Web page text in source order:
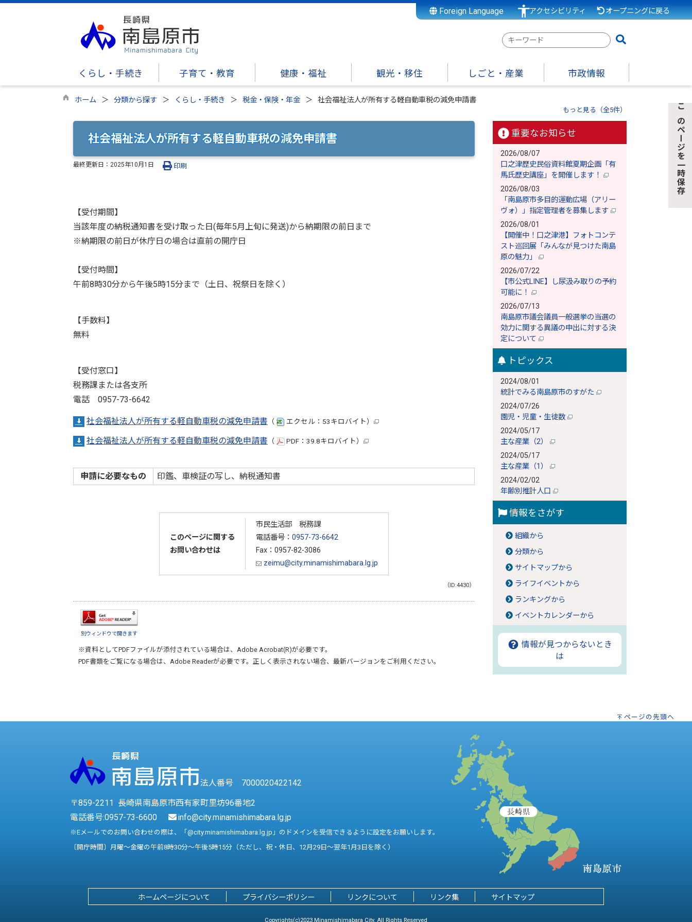
Foreign Language アクセシビリティ オープニングに戻る
検
ー
ワ
くらし・手続き 子育て・教育 健康・福祉 観光・移住 しごと・産業 市政情報
ホーム 分類から探す くらし・手続き 税金・保険・年金 社会福祉法人が所有する軽自動車税の減免申請書
もっと見る（全5件）
社会福祉法人が所有する軽自動車税の減免申請書
最終更新日： 2025年10月1日 印刷
【受付期間】
当該年度の納税通知書を受け取った日(毎年5月上旬に発送)から納期限の前日まで
※納期限の前日が休庁日の場合は直前の開庁日
【受付時間】
午前8時30分から午後5時15分まで（土日、祝祭日を除く）
【手数料】
無料
【受付窓口】
税務課または各支所
電話 0957-73-6642
社会福祉法人が所有する軽自動車税の減免申請書 （ エクセル：53キロバイト）
社会福祉法人が所有する軽自動車税の減免申請書 （ PDF：39.8キロバイト）
申請に必要なもの 印鑑、車検証の写し、納税通知書
このページに関する
お問い合わせは
市民生活部 税務課
電話番号： 0957-73-6642
Fax：0957-82-3086
zeimu@city.minamishimabara.lg.jp
（ID:4430）
別ウィンドウで開きます
※資料としてPDFファイルが添付されている場合は、 Adobe Acrobat(R)が必要です。
PDF書類をご覧になる場合は、 Adobe Readerが必要です。正しく表示されない場合、最新バージョンをご利用ください。
重要なお知らせ
2026/08/07
口之津歴史民俗資料館夏期企画「有
馬氏歴史講座」を開催します！
2026/08/03
「南島原市多目的運動広場（アリー
ヴォ）」指定管理者を募集します
2026/08/01
【開催中！口之津港】フォトコンテ
スト巡回展「みんなが見つけた南島
原の魅力」
2026/07/22
【市公式LINE】し尿汲み取りの予約
可能に！
2026/07/13
南島原市議会議員一般選挙の当選の
効力に関する異議の申出に対する決
定について
トピックス
2024/08/01
統計でみる南島原市のすがた
2024/07/26
園児・児童・生徒数
2024/05/17
主な産業（2）
2024/05/17
主な産業（1）
2024/02/02
年齢別推計人口
情報をさがす
組織から
分類から
サイトマップから
ライフイベントから
ランキングから
イベントカレンダーから
情報が見つからないとき
は
ページの先頭へ
法人番号 7000020422142
〒859-2211 長崎県南島原市西有家町里坊96番地2
電話番号:0957-73-6600 info@city.minamishimabara.lg.jp
※Eメールでのお問い合わせの際は、「@city.minamishimabara.lg.jp」のドメインを受信できるように設定をお願いします。
〔開庁時間〕月曜～金曜の午前8時30分～午後5時15分（ただし、祝・休日、12月29日～翌年1月3日を除く）
ホームページについて プライバシーポリシー リンクについて リンク集 サイトマップ
Copyrights(c)2023 Minamishimabara City. All Rights Reserved
このページを一時保存